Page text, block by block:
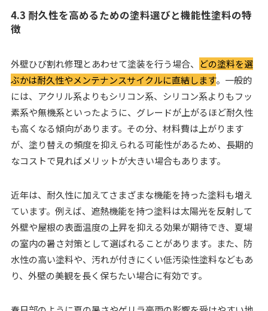
4.3 耐久性を高めるための塗料選びと機能性塗料の特
徴
外壁ひび割れ修理とあわせて塗装を行う場合、 どの塗料を選
ぶかは耐久性やメンテナンスサイクルに直結します。一般的
には、アクリル系よりもシリコン系、シリコン系よりもフッ
素系や無機系といったように、グレードが上がるほど耐久性
も高くなる傾向があります。その分、材料費は上がります
が、塗り替えの頻度を抑えられる可能性があるため、長期的
なコストで見ればメリットが大きい場合もあります。
近年は、耐久性に加えてさまざまな機能を持った塗料も増え
ています。例えば、遮熱機能を持つ塗料は太陽光を反射して
外壁や屋根の表面温度の上昇を抑える効果が期待でき、夏場
の室内の暑さ対策として選ばれることがあります。また、防
水性の高い塗料や、汚れが付きにくい低汚染性塗料などもあ
り、外壁の美観を長く保ちたい場合に有効です。